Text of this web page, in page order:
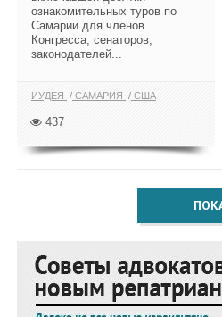
ознакомительных туров по
Самарии для членов
Конгресса, сенаторов,
законодателей...
ИУДЕЯ САМАРИЯ США
437